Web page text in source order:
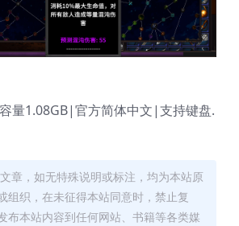
量1.08GB|官方简体中文|支持键盘.
章，如无特殊说明或标注，均为本站原
组织，在未征得本站同意时，禁止复
布本站内容到任何网站、书籍等各类媒